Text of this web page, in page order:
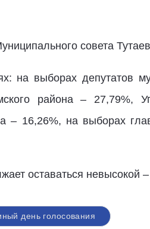
совета
на выборах депутатов
района – 27,79%,
– 16,26%, на выборах
оставаться невысокой
день голосования